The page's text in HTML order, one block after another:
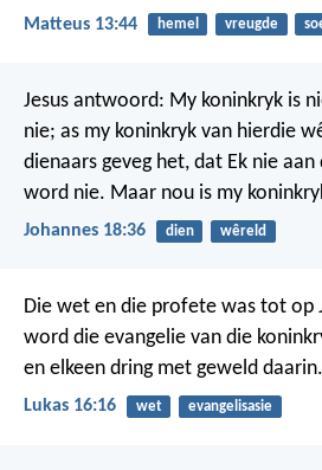
Matteus 13:44 hemel vreugde
Jesus antwoord: My koninkryk is
nie; as my koninkryk van hierdie
dienaars geveg het, dat Ek nie
word nie. Maar nou is my
Johannes 18:36 dien wêreld
Die wet en die profete was tot op
word die evangelie van die
en elkeen dring met geweld daarin.
Lukas 16:16 wet evangelisasie